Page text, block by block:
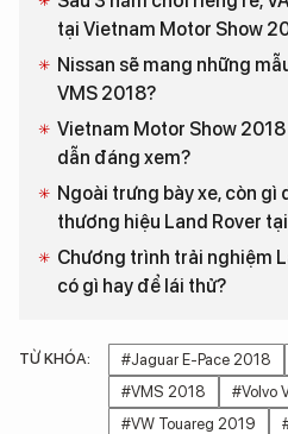
tại Vietnam Motor Show
Nissan sẽ mang những
VMS 2018?
Vietnam Motor Show
dẫn đáng xem?
Ngoài trưng bày xe, còn
thương hiệu Land Rover
Chương trình trải nghiệm
có gì hay để lái thử?
TỪ KHÓA: #Jaguar E-Pace 2018
#VMS 2018
#Volvo
#VW Touareg 2019